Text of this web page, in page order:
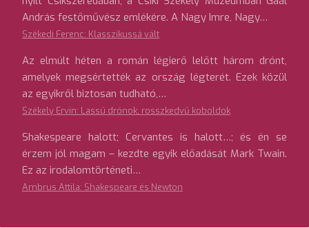
András festőművész emlékére. A Nagy Imre, Nagy…
Székedi Ferenc: Klasszikussá vált
Az elmúlt héten a román légierő lelőtt három drónt,
amelyek megsértették az ország légterét. Ezek közül
az egyikről biztosan tudható,…
Székely Ervin: Lassú drónok, rosszkedvű koboldok
Shakespeare halott; Cervantes is halott…; és én se
érzem jól magam – kezdte egyik előadását Mark Twain.
Ez az irodalomtörténeti…
Ambrus Attila: Shakespeare és Newton